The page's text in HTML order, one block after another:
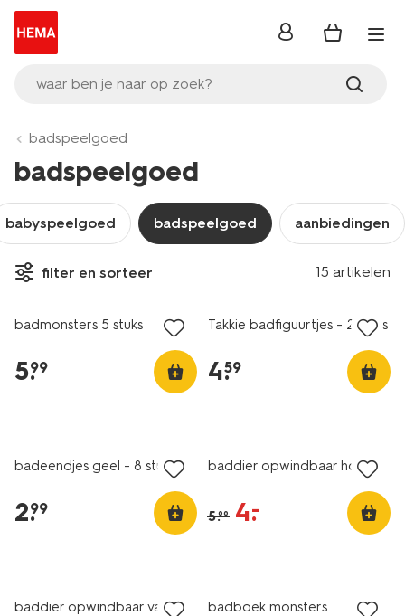
waar ben je naar op zoek?
inloggen
badspeelgoed
badspeelgoed
babyspeelgoed badspeelgoed aanbiedingen
filter en sorteer 15 artikelen
2+1 gratis
badmonsters 5 stuks
5.
99
Takkie badfiguurtjes - 2 stuks
4.
59
badeendjes geel - 8 stuks
2.
99
baddier opwindbaar hond
5.99 4.
–
baddier opwindbaar varken badboek monsters